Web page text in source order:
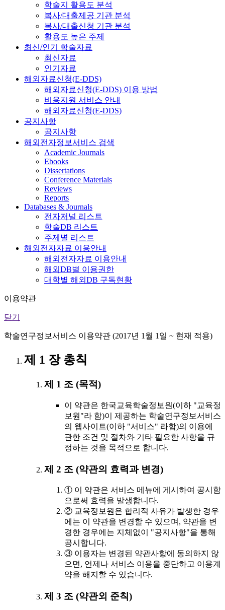
학술지 활용도 분석
복사/대출제공 기관 분석
복사/대출신청 기관 분석
활용도 높은 주제
최신/인기 학술자료
최신자료
인기자료
해외자료신청(E-DDS)
해외자료신청(E-DDS) 이용 방법
비용지원 서비스 안내
해외자료신청(E-DDS)
공지사항
공지사항
해외전자정보서비스 검색
Academic Journals
Ebooks
Dissertations
Conference Materials
Reviews
Reports
Databases & Journals
전자저널 리스트
학술DB 리스트
주제별 리스트
해외전자자료 이용안내
해외전자자료 이용안내
해외DB별 이용권한
대학별 해외DB 구독현황
이용약관
닫기
학술연구정보서비스 이용약관 (2017년 1월 1일 ~ 현재 적용)
제 1 장 총칙
제 1 조 (목적)
이 약관은 한국교육학술정보원(이하 "교육정
보원"라 함)이 제공하는 학술연구정보서비스
의 웹사이트(이하 "서비스" 라함)의 이용에
관한 조건 및 절차와 기타 필요한 사항을 규
정하는 것을 목적으로 합니다.
제 2 조 (약관의 효력과 변경)
① 이 약관은 서비스 메뉴에 게시하여 공시함
으로써 효력을 발생합니다.
② 교육정보원은 합리적 사유가 발생한 경우
에는 이 약관을 변경할 수 있으며, 약관을 변
경한 경우에는 지체없이 "공지사항"을 통해
공시합니다.
③ 이용자는 변경된 약관사항에 동의하지 않
으면, 언제나 서비스 이용을 중단하고 이용계
약을 해지할 수 있습니다.
제 3 조 (약관외 준칙)